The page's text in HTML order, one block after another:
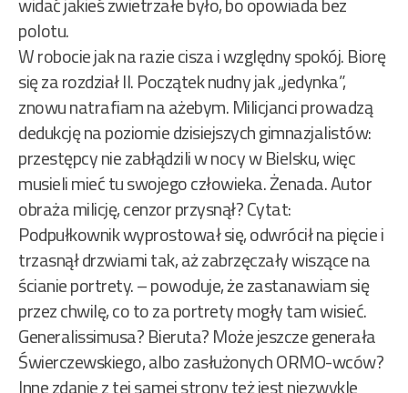
polotu.
W robocie jak na razie cisza i względny spokój. Biorę
się za rozdział II. Początek nudny jak „jedynka”,
znowu natrafiam na ażebym. Milicjanci prowadzą
dedukcję na poziomie dzisiejszych gimnazjalistów:
przestępcy nie zabłądzili w nocy w Bielsku, więc
musieli mieć tu swojego człowieka. Żenada. Autor
obraża milicję, cenzor przysnął? Cytat:
Podpułkownik wyprostował się, odwrócił na pięcie i
trzasnął drzwiami tak, aż zabrzęczały wiszące na
ścianie portrety. – powoduje, że zastanawiam się
przez chwilę, co to za portrety mogły tam wisieć.
Generalissimusa? Bieruta? Może jeszcze generała
Świerczewskiego, albo zasłużonych ORMO-wców?
Inne zdanie z tej samej strony też jest niezwykle